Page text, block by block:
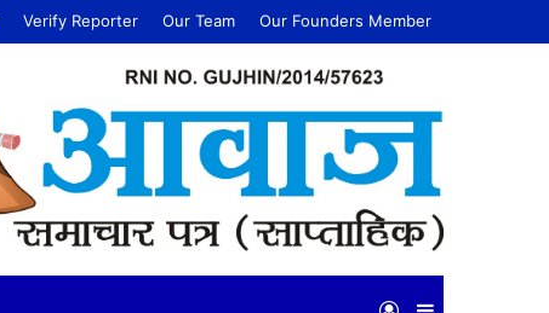
Verify Reporter Our Team Our Founders Member